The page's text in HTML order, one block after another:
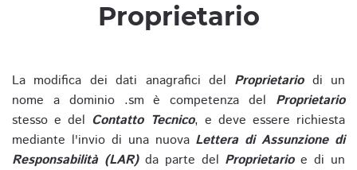
Proprietario
La modifica dei dati anagrafici del Proprietariodi un
nome a dominio .sm è competenza del Proprietario
stesso e del Contatto Tecnico, e deve essere richiesta
mediante l'invio di una nuova Lettera di Assunzione di
Responsabilità (LAR)da parte del Proprietarioe di un